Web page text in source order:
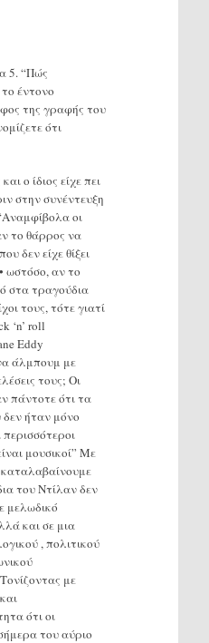
5. “Πώς
έντονο
της γραφής του
ότι
ο ίδιος είχε πει
στην συνέντευξη
οι
το θάρρος να
δεν είχε θίξει
ωστόσο, αν το
στα τραγούδια
τους, τότε γιατί
‘n’ roll
Eddy
άλμπουμ με
τους; Οι
πάντοτε ότι τα
ήταν μόνο
μουσικοί” Με
του Ντίλαν δεν
μελωδικό
και σε μια
, πολιτικού
με
ότι οι
του αύριο